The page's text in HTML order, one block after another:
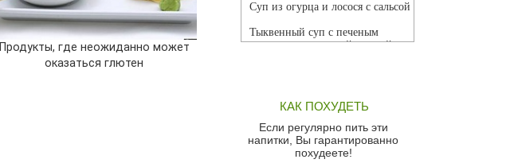
Продукты, где неожиданно может
оказаться глютен
Суп из огурца и лосося с сальсой
Тыквенный суп с печеным
чесноком и томатной сальсой
красного перца
Парижский луковый суп
Суп из спаржи и горошка с
КАК ПОХУДЕТЬ
Если регулярно пить эти
напитки, Вы гарантированно
похудеете!